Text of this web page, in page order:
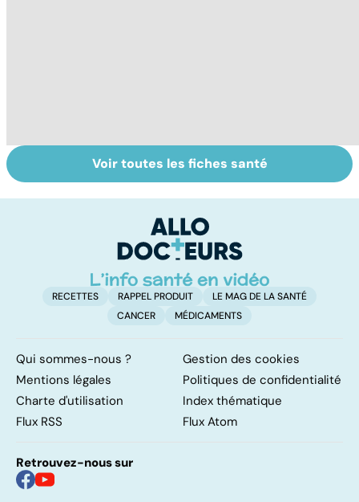
Tout savoir sur
les infections
Inflammation des
amygdales : que
d'angine ?
Voir toutes les fiches santé
RECETTES RAPPEL PRODUIT
LE MAG DE LA SANTÉ
CANCER
MÉDICAMENTS
Qui sommes-nous ?
Gestion des cookies
Mentions légales
Politiques de confidentialité
Charte d'utilisation
Index thématique
Flux RSS
Flux Atom
Retrouvez-nous sur